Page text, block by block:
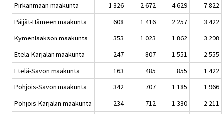
Pirkanmaan maakunta
1 326 2 672 4 629
7 822
Päijät-Hämeen maakunta
608 1 416 2 257
3 422
Kymenlaakson maakunta
353 1 023 1 862
3 298
Etelä-Karjalan maakunta
247 807 1 551
2 555
Etelä-Savon maakunta
163 485 855
1 422
Pohjois-Savon maakunta
342 707 1 185
1 966
Pohjois-Karjalan maakunta
234 712 1 330
2 211